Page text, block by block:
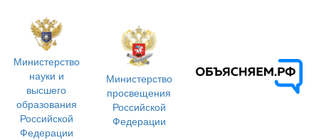
Министерство
науки и
высшего
образования
Российской
Федерации
Министерство
просвещения
Российской
Федерации